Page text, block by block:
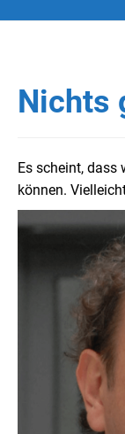
Nichts
Es scheint, dass
können.